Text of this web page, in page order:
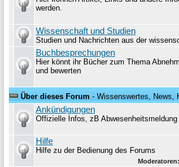
werden.
Wissenschaft und Studien
Studien und Nachrichten aus der
Buchbesprechungen
Hier könnt ihr Bücher zum Thema
und bewerten
Über dieses Forum - Wissenswertes, News,
Ankündigungen
Offizielle Infos, zB
Hilfe
Hilfe zu der Bedienung des Forums
Moderatoren: